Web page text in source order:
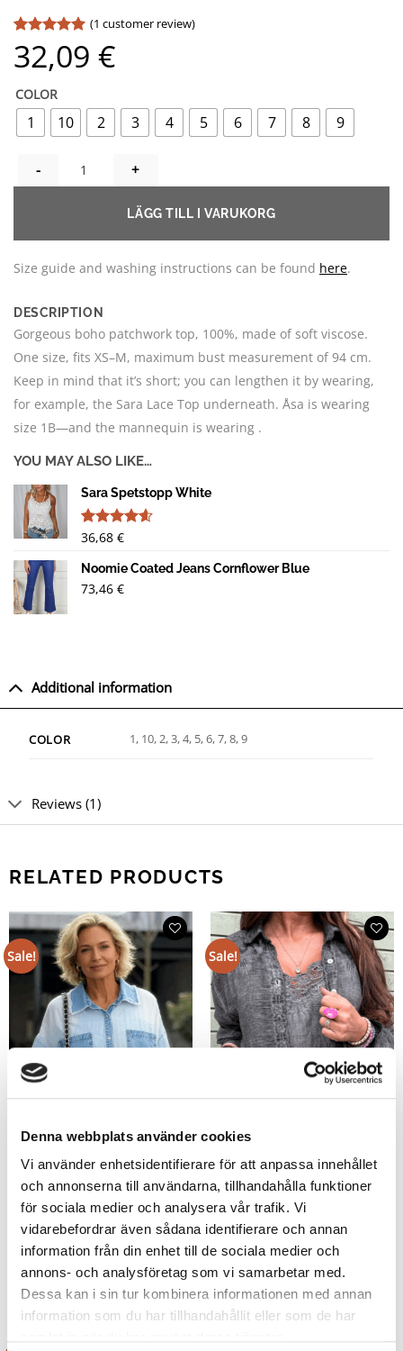
Denna webbplats använder cookies
Vi använder enhetsidentifierare för att anpassa innehållet
och annonserna till användarna, tillhandahålla funktioner
för sociala medier och analysera vår trafik. Vi
vidarebefordrar även sådana identifierare och annan
information från din enhet till de sociala medier och
annons- och analysföretag som vi samarbetar med.
Dessa kan i sin tur kombinera informationen med annan
information som du har tillhandahållit eller som de har
Rated
5
out of 5
based on
1
customer
rating
(1 customer review)
32,09 €
COLOR
1 10 2 3 4 5 6 7 8 9
BOHO PATCH TOPP – UNIKA! B QUANTITY
LÄGG TILL I VARUKORG
Size guide and washing instructions can be found here.
DESCRIPTION
Gorgeous boho patchwork top, 100%, made of soft viscose.
One size, fits XS–M, maximum bust measurement of 94 cm.
Keep in mind that it’s short; you can lengthen it by wearing,
for example, the Sara Lace Top underneath. Åsa is wearing
size 1B—and the mannequin is wearing .
YOU MAY ALSO LIKE…
Sara Spetstopp White
Rated
of 5 based
13
customer
36,68 €
Noomie Coated Jeans Cornflower Blue
73,46 €
Additional information
COLOR 1, 10, 2, 3, 4, 5, 6, 7, 8, 9
Reviews (1)
RELATED PRODUCTS
Sale!
Striped shirt with rhinestones and
denim details
64,27€
44,99€
Sale!
55,07€ 38,55€